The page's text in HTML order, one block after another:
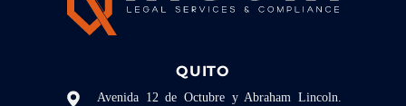
QUITO
Avenida 12 de Octubre y Abraham Lincoln.